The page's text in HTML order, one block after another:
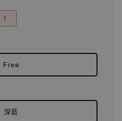
Free
深藍